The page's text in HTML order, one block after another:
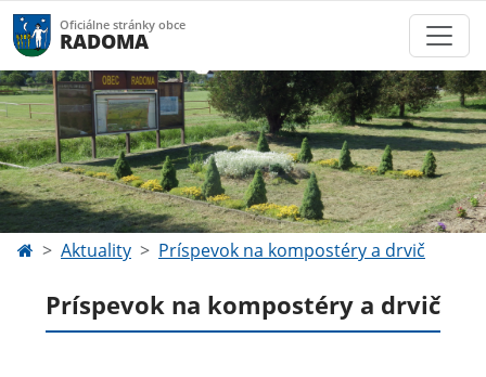
Oficiálne stránky obce
RADOMA
Aktuality Príspevok na kompostéry a drvič
Príspevok na kompostéry a drvič